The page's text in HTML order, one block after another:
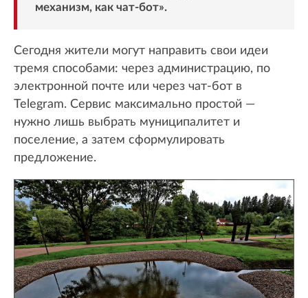
механизм, как чат-бот».
Сегодня жители могут направить свои идеи
тремя способами: через администрацию, по
электронной почте или через чат-бот в
Telegram. Сервис максимально простой —
нужно лишь выбрать муниципалитет и
поселение, а затем сформулировать
предложение.